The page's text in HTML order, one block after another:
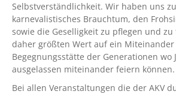
Selbstverständlichkeit. Wir haben uns
karnevalistisches Brauchtum, den
sowie die Geselligkeit zu pflegen und
daher größten Wert auf ein Miteinander
Begegnungsstätte der Generationen wo
ausgelassen miteinander feiern können.
Bei allen Veranstaltungen die der AKV